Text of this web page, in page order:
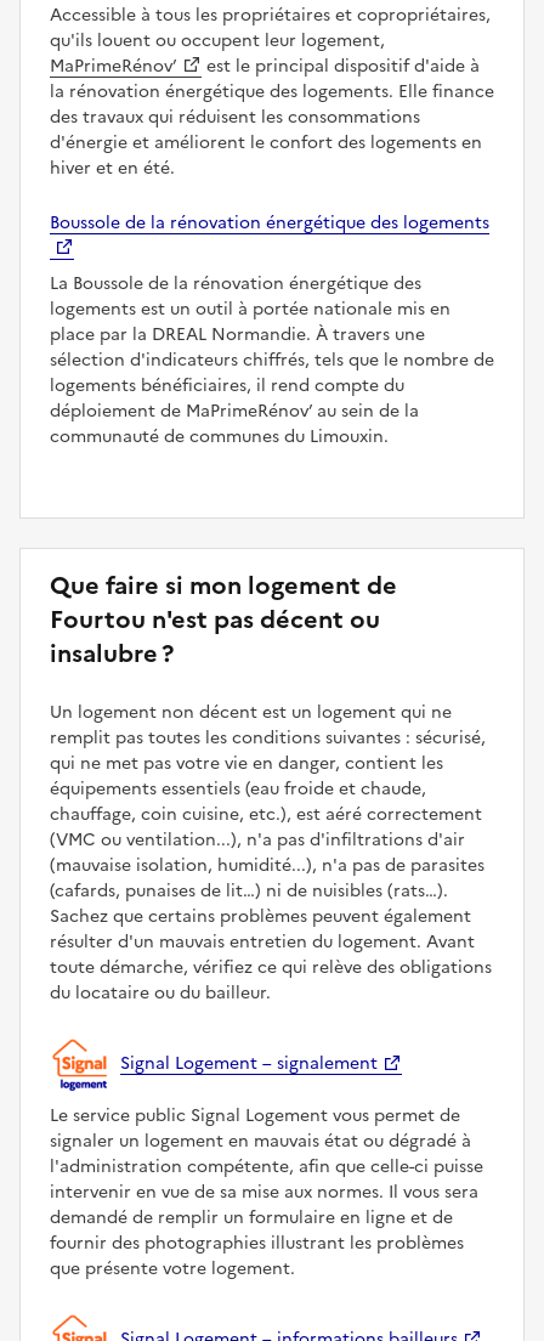
Accessible à tous les propriétaires et copropriétaires,
qu'ils louent ou occupent leur logement,
MaPrimeRénov’
est le principal dispositif d'aide à
la rénovation énergétique des logements. Elle finance
des travaux qui réduisent les consommations
d'énergie et améliorent le confort des logements en
hiver et en été.
Boussole de la rénovation énergétique des logements
La Boussole de la rénovation énergétique des
logements est un outil à portée nationale mis en
place par la DREAL Normandie. À travers une
sélection d'indicateurs chiffrés, tels que le nombre de
logements bénéficiaires, il rend compte du
déploiement de MaPrimeRénov’ au sein de la
communauté de communes du Limouxin.
Que faire si mon logement de
Fourtou n'est pas décent ou
insalubre ?
Un logement non décent est un logement qui ne
remplit pas toutes les conditions suivantes : sécurisé,
qui ne met pas votre vie en danger, contient les
équipements essentiels (eau froide et chaude,
chauffage, coin cuisine, etc.), est aéré correctement
(VMC ou ventilation...), n'a pas d'infiltrations d'air
(mauvaise isolation, humidité...), n'a pas de parasites
(cafards, punaises de lit…) ni de nuisibles (rats…).
Sachez que certains problèmes peuvent également
résulter d'un mauvais entretien du logement. Avant
toute démarche, vérifiez ce qui relève des obligations
du locataire ou du bailleur.
Signal Logement – signalement
Le service public Signal Logement vous permet de
signaler un logement en mauvais état ou dégradé à
l'administration compétente, afin que celle-ci puisse
intervenir en vue de sa mise aux normes. Il vous sera
demandé de remplir un formulaire en ligne et de
fournir des photographies illustrant les problèmes
que présente votre logement.